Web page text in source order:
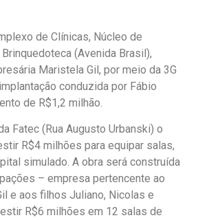
de Clínicas, Núcleo de
(Avenida Brasil),
Maristela Gil, por meio da 3G
conduzida por Fábio
de R$1,2 milhão.
Fatec (Rua Augusto Urbanski) o
R$4 milhões para equipar salas,
simulado. A obra será construída
– empresa pertencente ao
e aos filhos Juliano, Nicolas e
R$6 milhões em 12 salas de